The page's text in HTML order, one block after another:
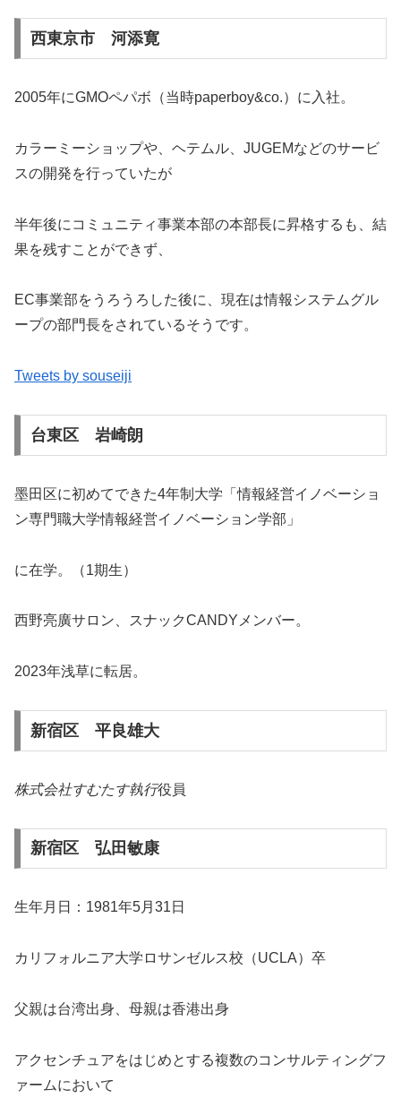
西東京市 河添寛
2005年にGMOペパボ（当時paperboy&co.）に入社。
カラーミーショップや、ヘテムル、JUGEMなどのサービ
スの開発を行っていたが
半年後にコミュニティ事業本部の本部長に昇格するも、結
果を残すことができず、
EC事業部をうろうろした後に、現在は情報システムグル
ープの部門長をされているそうです。
Tweets by souseiji
台東区 岩崎朗
墨田区に初めてできた4年制大学「情報経営イノベーショ
ン専門職大学情報経営イノベーション学部」
に在学。（1期生）
西野亮廣サロン、スナックCANDYメンバー。
2023年浅草に転居。
新宿区 平良雄大
株式会社すむたす執行役員
新宿区 弘田敏康
生年月日：1981年5月31日
カリフォルニア大学ロサンゼルス校（UCLA）卒
父親は台湾出身、母親は香港出身
アクセンチュアをはじめとする複数のコンサルティングフ
ァームにおいて